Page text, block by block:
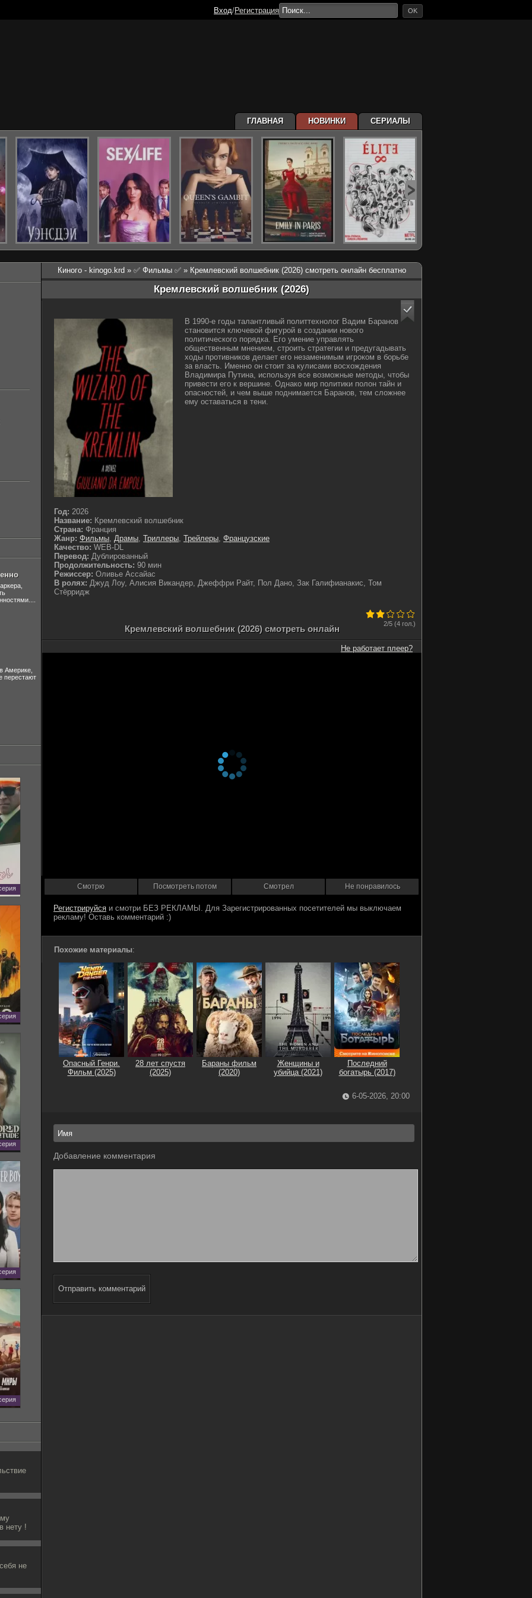
Киного - kinogo.krd » ✅ Фильмы ✅ » Кремлевский волшебник (2026) смотреть онлайн бесплатно
Кремлевский волшебник (2026)
В 1990-е годы талантливый политтехнолог Вадим Баранов
становится ключевой фигурой в создании нового
политического порядка. Его умение управлять
общественным мнением, строить стратегии и предугадывать
ходы противников делает его незаменимым игроком в борьбе
за власть. Именно он стоит за кулисами восхождения
Владимира Путина, используя все возможные методы, чтобы
привести его к вершине. Однако мир политики полон тайн и
опасностей, и чем выше поднимается Баранов, тем сложнее
ему оставаться в тени.
Год: 2026
Название: Кремлевский волшебник
Страна: Франция
Жанр: Фильмы, Драмы, Триллеры, Трейлеры, Французские
Качество: WEB-DL
Перевод: Дублированный
Продолжительность: 90 мин
Режиссер: Оливье Ассайас
В ролях: Джуд Лоу, Алисия Викандер, Джеффри Райт, Пол Дано, Зак Галифианакис, Том
Стёрридж
2/5 (4 гол. )
Кремлевский волшебник (2026) смотреть онлайн
Не работает плеер?
Смотрю Посмотреть потом Смотрел Не понравилось
Регистрируйся
Похожие материалы:
Опасный Генри.
Фильм (2025)
28 лет спустя
(2025)
Бараны фильм
(2020)
Женщины и
убийца (2021)
Последний
богатырь (2017)
6-05-2026, 20:00
Добавление комментария
Отправить комментарий
Америке,
перестают
нету !
не
ГЛАВНАЯ НОВИНКИ СЕРИАЛЫ
Вход/Регистрация OK